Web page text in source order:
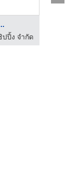
ปิ้ง จำกัด